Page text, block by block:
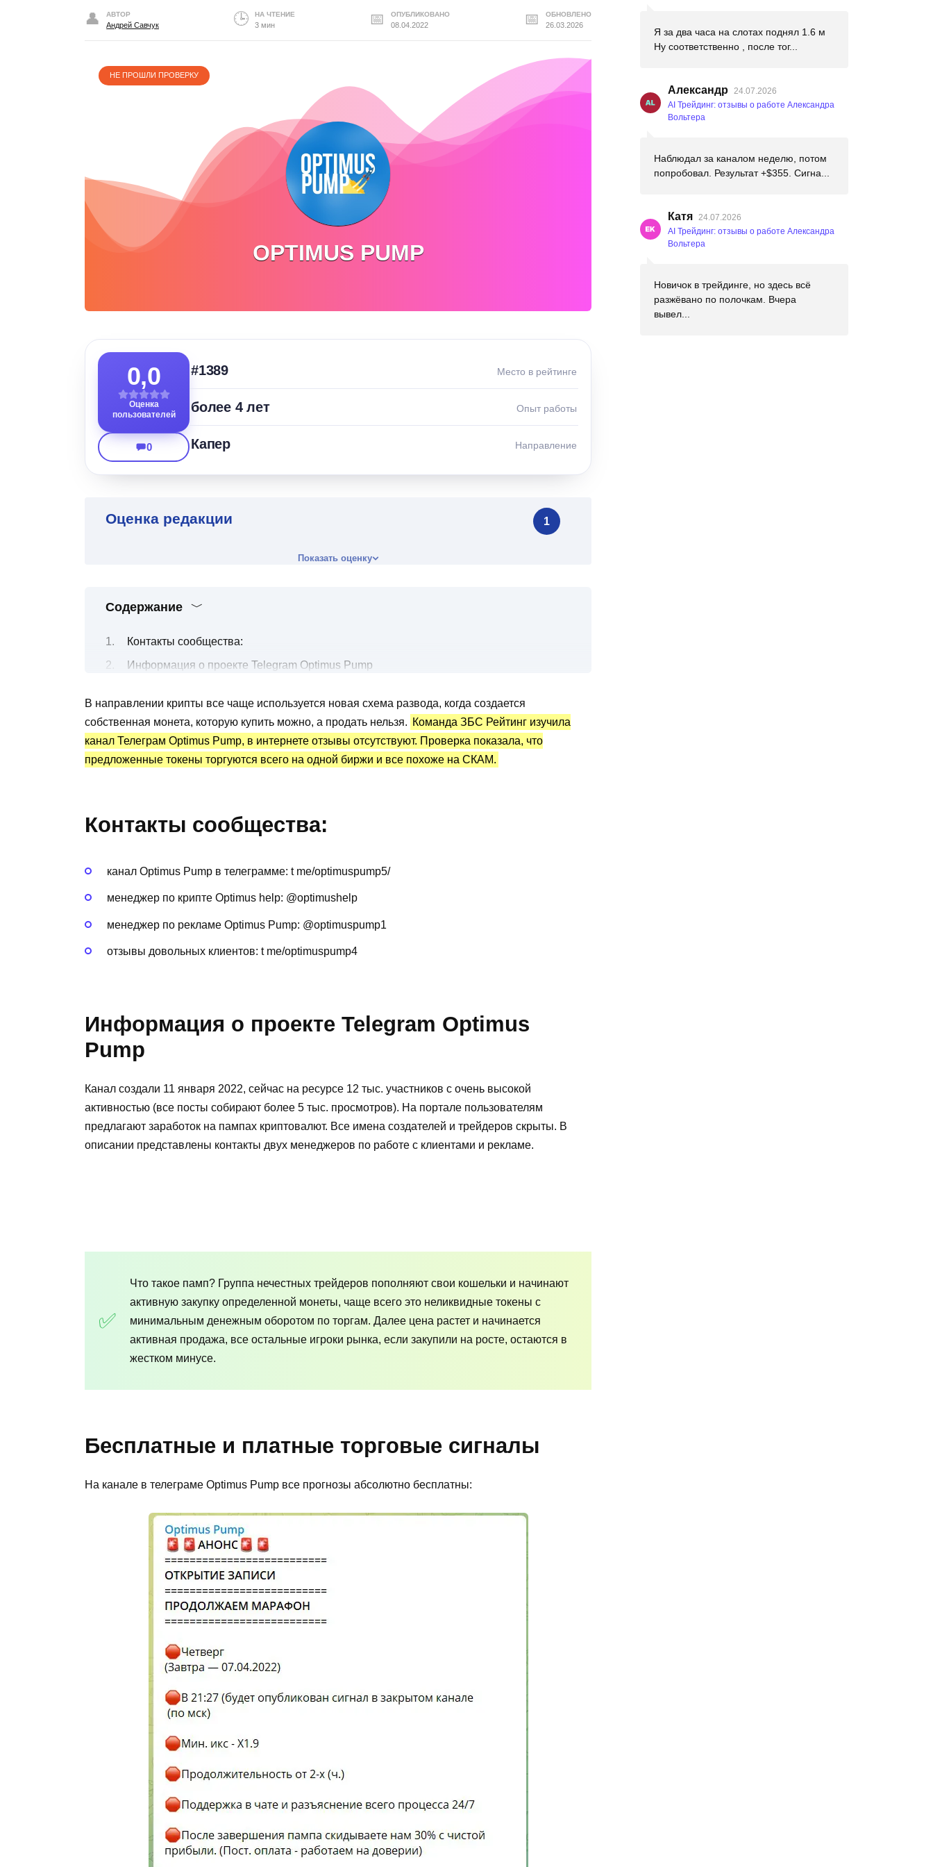
АВТОР
Андрей Савчук
НА ЧТЕНИЕ
3 мин
ОПУБЛИКОВАНО
08.04.2022
ОБНОВЛЕНО
26.03.2026
OPTIMUS PUMP
НЕ ПРОШЛИ ПРОВЕРКУ
0,0
Оценка
пользователей
0
#1389 Место в рейтинге
более 4 лет Опыт работы
Капер Направление
Оценка редакции 1
Показать оценку
Содержание
Контакты сообщества:
Информация о проекте Telegram Optimus Pump
Канал Telegram Optimus Pump: статистика и отзывы
Преимущества и недостатки
В направлении крипты все чаще используется новая схема развода, когда создается
собственная монета, которую купить можно, а продать нельзя. Команда ЗБС Рейтинг изучила
канал Телеграм Optimus Pump, в интернете отзывы отсутствуют. Проверка показала, что
предложенные токены торгуются всего на одной биржи и все похоже на СКАМ.
Контакты сообщества:
канал Optimus Pump в телеграмме: t me/optimuspump5/
менеджер по крипте Optimus help: @optimushelp
менеджер по рекламе Optimus Pump: @optimuspump1
отзывы довольных клиентов: t me/optimuspump4
Информация о проекте Telegram Optimus
Pump
Канал создали 11 января 2022, сейчас на ресурсе 12 тыс. участников с очень высокой
активностью (все посты собирают более 5 тыс. просмотров). На портале пользователям
предлагают заработок на пампах криптовалют. Все имена создателей и трейдеров скрыты. В
описании представлены контакты двух менеджеров по работе с клиентами и рекламе.
Что такое памп? Группа нечестных трейдеров пополняют свои кошельки и начинают
активную закупку определенной монеты, чаще всего это неликвидные токены с
минимальным денежным оборотом по торгам. Далее цена растет и начинается
активная продажа, все остальные игроки рынка, если закупили на росте, остаются в
жестком минусе.
Бесплатные и платные торговые сигналы
На канале в телеграме Optimus Pump все прогнозы абсолютно бесплатны:
Я за два часа на слотах поднял 1.6 м
Ну соответственно , после тог...
Александр
24.07.2026
AI Трейдинг: отзывы о работе Александра
Вольтера
Наблюдал за каналом неделю, потом
попробовал. Результат +$355. Сигна...
Катя 24.07.2026
AI Трейдинг: отзывы о работе Александра
Вольтера
Новичок в трейдинге, но здесь всё
разжёвано по полочкам. Вчера
вывел...